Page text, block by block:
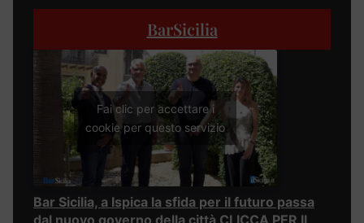
BarSicilia
Fai clic per accettare i
cookie per questo servizio
Bar Sicilia, a Ispica la sfida per il futuro passa